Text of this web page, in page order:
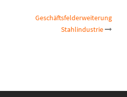
Geschäftsfelderweiterung
Stahlindustrie